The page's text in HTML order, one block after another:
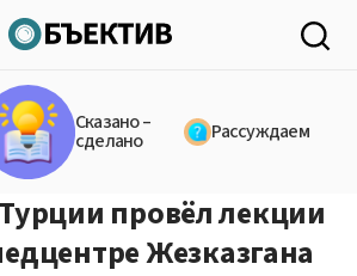
Сказано –
сделано Рассуждаем
провёл лекции
Жезказгана